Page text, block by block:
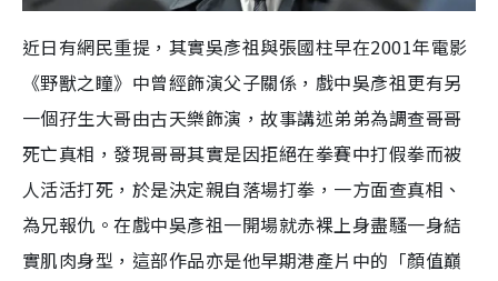
近日有網民重提，其實吳彥祖與張國柱早在2001年電影
《野獸之瞳》中曾經飾演父子關係，戲中吳彥祖更有另
一個孖生大哥由古天樂飾演，故事講述弟弟為調查哥哥
死亡真相，發現哥哥其實是因拒絕在拳賽中打假拳而被
人活活打死，於是決定親自落場打拳，一方面查真相、
為兄報仇。在戲中吳彥祖一開場就赤裸上身盡騷一身結
實肌肉身型，這部作品亦是他早期港產片中的「顏值巔